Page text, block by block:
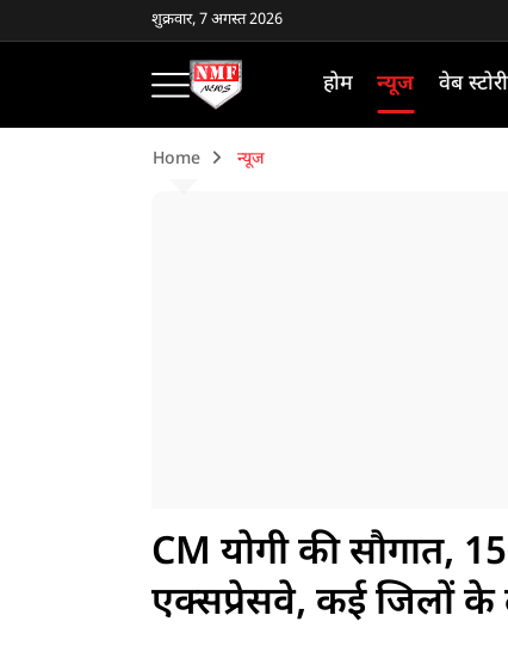
शुक्रवार, 7 अगस्त 2026
होम न्यूज वेब स्टोरी
Home न्यूज
CM योगी की सौगात,
एक्सप्रेसवे, कई जिलों के